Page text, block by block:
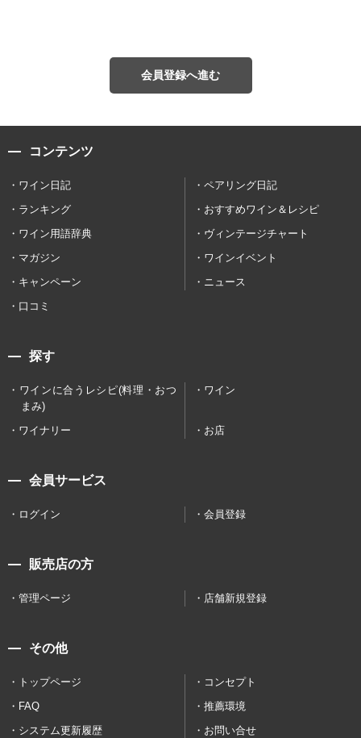
会員登録へ進む
コンテンツ
ワイン日記
ペアリング日記
ランキング
おすすめワイン＆レシピ
ワイン用語辞典
ヴィンテージチャート
マガジン
ワインイベント
キャンペーン
ニュース
口コミ
探す
ワインに合うレシピ(料理・おつ
まみ)
ワイン
ワイナリー お店
会員サービス
ログイン 会員登録
販売店の方
管理ページ 店舗新規登録
その他
トップページ
コンセプト
FAQ
推薦環境
システム更新履歴
お問い合せ